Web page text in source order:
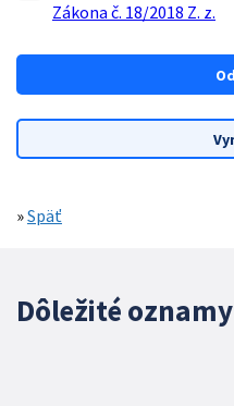
Zákona č. 18/2018 Z. z.
»Späť
Dôležité oznamy